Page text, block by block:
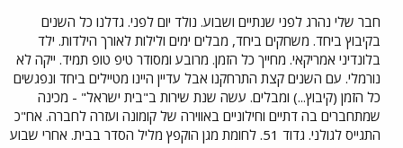
חבר שלי נהרג לפני שנתיים ושבוע. נולד יום לפני. גדלנו כל השנים
בקיבוץ ביחד. משחקים ביחד, מבלים ימים ולילות לאורך הילדות. ילד
בלונדיני אמריקאי. מחייך כל הזמן. מרובע ומסודר טיפ טופ תמיד. ייקה לא
נורמלי. עם השנים קצת התרחקנו אבל עדיין היינו מטיילים ביחד ונפגשים
כל הזמן (קיבוץ...) ומבלים. עשה שנת שירות ב"בית ישראל" - מכינה
שמתחברים בה דתיים וחילוניים באווירה של קומונה ועזרה לחברה. אח"כ
התגייס לגולני. גדוד 51. לחומת מגן הוקפץ מליל הסדר בבית. אחרי שבוע